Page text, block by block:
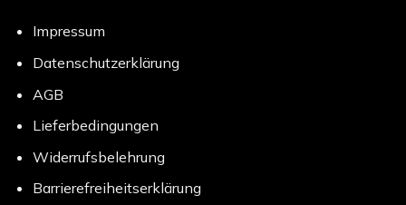
Impressum
Datenschutzerklärung
AGB
Lieferbedingungen
Widerrufsbelehrung
Barrierefreiheitserklärung